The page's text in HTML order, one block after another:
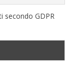
secondo GDPR